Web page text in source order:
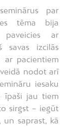
par
tēma bija
paveicies ar
savas izcilās
ar pacientiem
nodot arī
iesaku
īpaši jau tiem
sirgst – iegūt
un saprast, kā